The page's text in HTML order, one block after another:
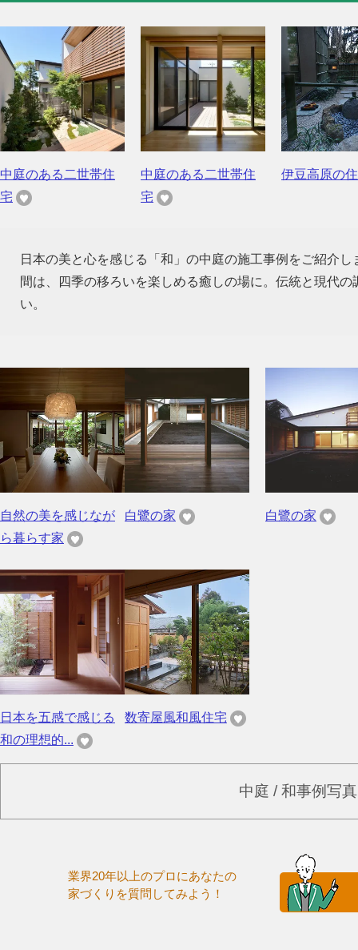
中庭のある二世帯住
宅
中庭のある二世帯住
宅
伊豆高原の
日本の美と心を感じる「和」の中庭の施工事例をご紹介
間は、四季の移ろいを楽しめる癒しの場に。伝統と現代
い。
自然の美を感じなが
ら暮らす家
白鷺の家 白鷺の家
日本を五感で感じる
和の理想的...
数寄屋風和風住宅
中庭 / 和事例写
業界20年以上のプロにあなたの
家づくりを質問してみよう！